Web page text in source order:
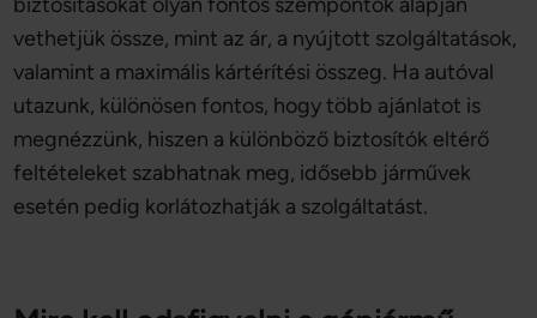
vethetjük össze, mint az ár, a nyújtott szolgáltatások,
valamint a maximális kártérítési összeg. Ha autóval
utazunk, különösen fontos, hogy több ajánlatot is
megnézzünk, hiszen a különböző biztosítók eltérő
feltételeket szabhatnak meg, idősebb járművek
esetén pedig korlátozhatják a szolgáltatást.